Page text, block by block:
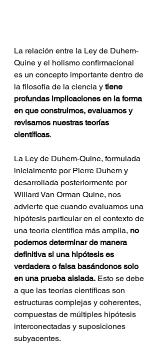
La relación entre la Ley de Duhem-
Quine y el holismo confirmacional
es un concepto importante dentro de
la filosofía de la ciencia y tiene
profundas implicaciones en la forma
en que construimos, evaluamos y
revisamos nuestras teorías
científicas.
La Ley de Duhem-Quine, formulada
inicialmente por Pierre Duhem y
desarrollada posteriormente por
Willard Van Orman Quine, nos
advierte que cuando evaluamos una
hipótesis particular en el contexto de
una teoría científica más amplia, no
podemos determinar de manera
definitiva si una hipótesis es
verdadera o falsa basándonos solo
en una prueba aislada. Esto se debe
a que las teorías científicas son
estructuras complejas y coherentes,
compuestas de múltiples hipótesis
interconectadas y suposiciones
subyacentes.